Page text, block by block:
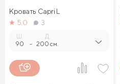
Кровать Capri L
5.0
3
Ш.
90 -
Д.
200 см.